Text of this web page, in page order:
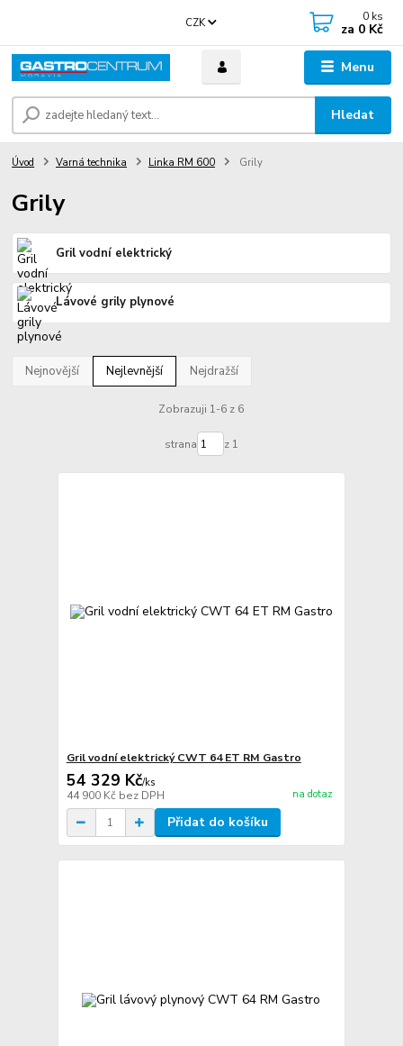
Menu
CZK
Hledat
0 ks
za 0 Kč
Úvod Varná technika Linka RM 600 Grily
Grily
Gril vodní elektrický
Lávové grily plynové
Nejnovější Nejlevnější Nejdražší
Zobrazuji 1-6 z 6
strana z 1
Gril vodní elektrický CWT 64 ET RM Gastro
54 329 Kč/ks
44 900 Kč bez DPH na dotaz
Přidat do košíku